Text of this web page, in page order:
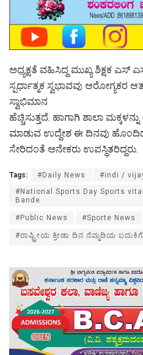
ಅಧ್ಯಕ್ಷತೆ ವಹಿಸಿದ್ದ ಮುಖ್ಯ ಶಿಕ್ಷಕ ಎಸ್
ಸ್ಪರ್ಧಾತ್ಮಕ ಸ್ವಭಾವವು ಆರೋಗ್ಯಕರ
ಸ್ವಾಭಿಮಾನ
ಹೆಚ್ಚಿಸುತ್ತದೆ. ಹಾಗಾಗಿ ಶಾಲಾ
ಮಾಡುವ ಉದ್ದೇಶ ಈ ದಿನವು
ಸೇರಿದಂತೆ ಅನೇಕರು ಉಪಸ್ಥಿತರಿದ್ದರು.
Tags: #Daily News #indi /
#National Sports Day Sports
Bande
#Public News #Sporte News
#ರಾಷ್ಟ್ರೀಯ ಕ್ರೀಡಾ ದಿನ ನೆಮ್ಮದಿಯ